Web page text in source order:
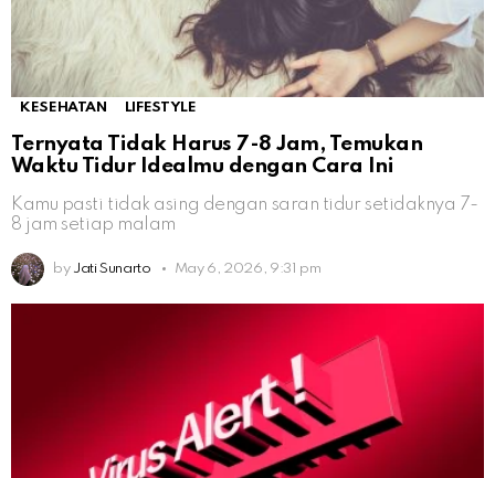
KESEHATAN LIFESTYLE
Ternyata Tidak Harus 7-8 Jam, Temukan
Waktu Tidur Idealmu dengan Cara Ini
Kamu pasti tidak asing dengan saran tidur setidaknya 7-
8 jam setiap malam
by Jati Sunarto May 6, 2026, 9:31 pm